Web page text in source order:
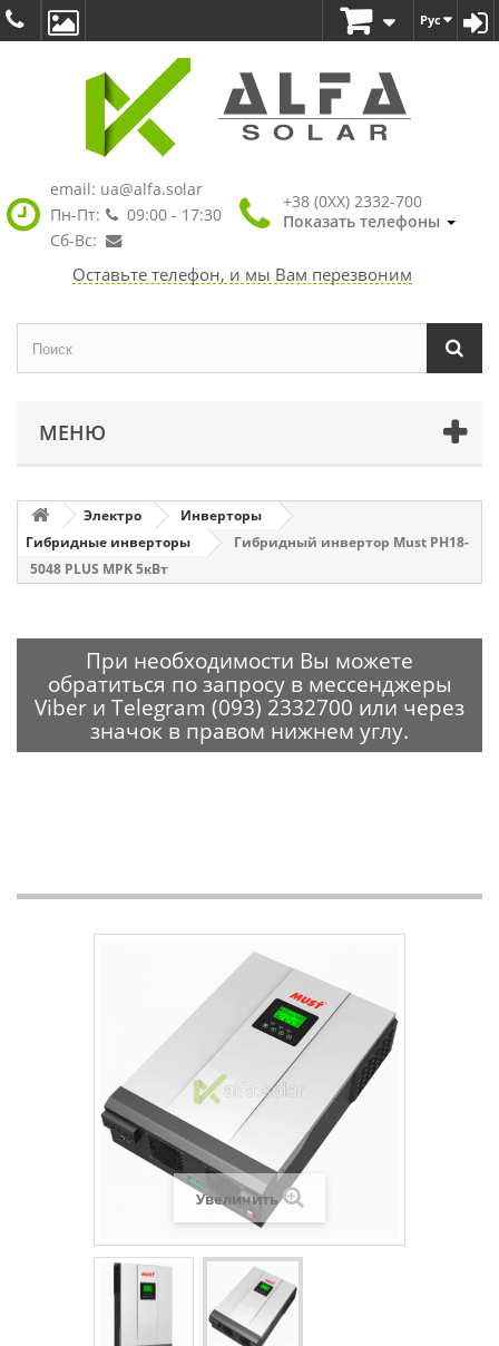
Рус
email: ua@alfa.solar
Пн-Пт:
09:00 - 17:30
Сб-Вс:
+38 (0XX) 2332-700
Показать телефоны
Оставьте телефон, и мы Вам перезвоним
МЕНЮ
Электро
Инверторы
Гибридные инверторы
Гибридный инвертор Must PH18-
5048 PLUS MPK 5кВт
При необходимости Вы можете
обратиться по запросу в мессенджеры
Viber и Telegram (093) 2332700 или через
значок в правом нижнем углу.
Увеличить